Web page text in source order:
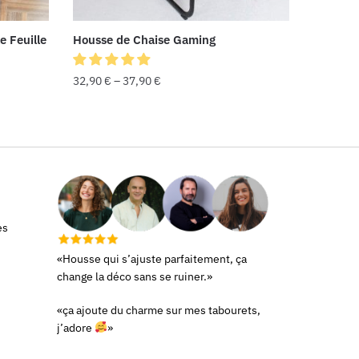
Feuille Housse de Chaise Gaming
32,90€ –37,90€
«Housse qui s’ajuste parfaitement, ça
change la déco sans se ruiner.»
«ça ajoute du charme sur mes tabourets,
j’adore
»